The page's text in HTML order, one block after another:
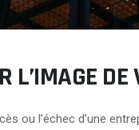
L’IMAGE DE
ou l’échec d’une